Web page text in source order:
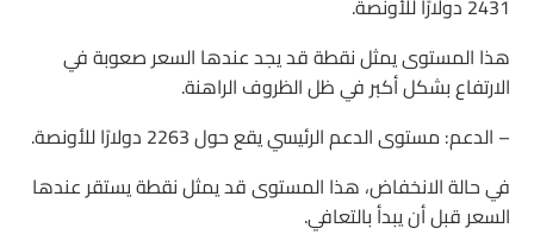
2431 دولارًا للأونصة.
هذا المستوى يمثل نقطة قد يجد عندها السعر صعوبة في
الارتفاع بشكل أكبر في ظل الظروف الراهنة.
– الدعم: مستوى الدعم الرئيسي يقع حول 2263 دولارًا للأونصة.
في حالة الانخفاض، هذا المستوى قد يمثل نقطة يستقر عندها
السعر قبل أن يبدأ بالتعافي.